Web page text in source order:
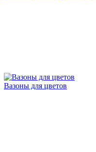
Вазоны для цветов